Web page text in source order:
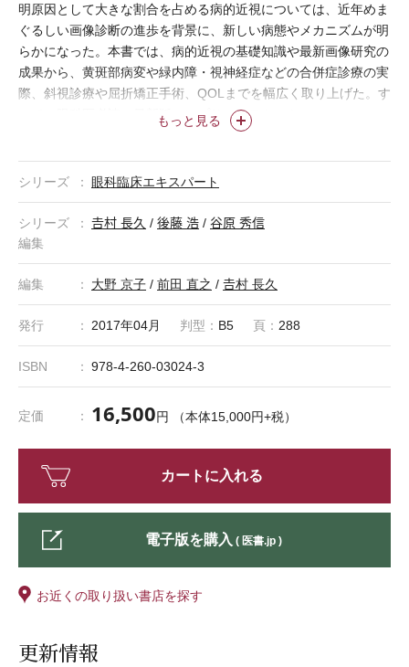
もっと見る
明原因として大きな割合を占める病的近視については、近年めま
ぐるしい画像診断の進歩を背景に、新しい病態やメカニズムが明
らかになった。本書では、病的近視の基礎知識や最新画像研究の
成果から、黄斑部病変や緑内障・視神経症などの合併症診療の実
際、斜視診療や屈折矯正手術、QOLまでを幅広く取り上げた。す
べての眼科医必読の最新版コンプリートテキスト。
シリーズ 眼科臨床エキスパート
シリーズ
編集
𠮷村 長久 / 後藤 浩 / 谷原 秀信
編集 大野 京子 / 前田 直之 / 𠮷村 長久
発行 2017年04月 判型： B5 頁： 288
ISBN 978-4-260-03024-3
定価 16,500円 （本体15,000円+税）
カートに入れる
電子版を購入 ( 医書.jp )
お近くの取り扱い書店を探す
更新情報